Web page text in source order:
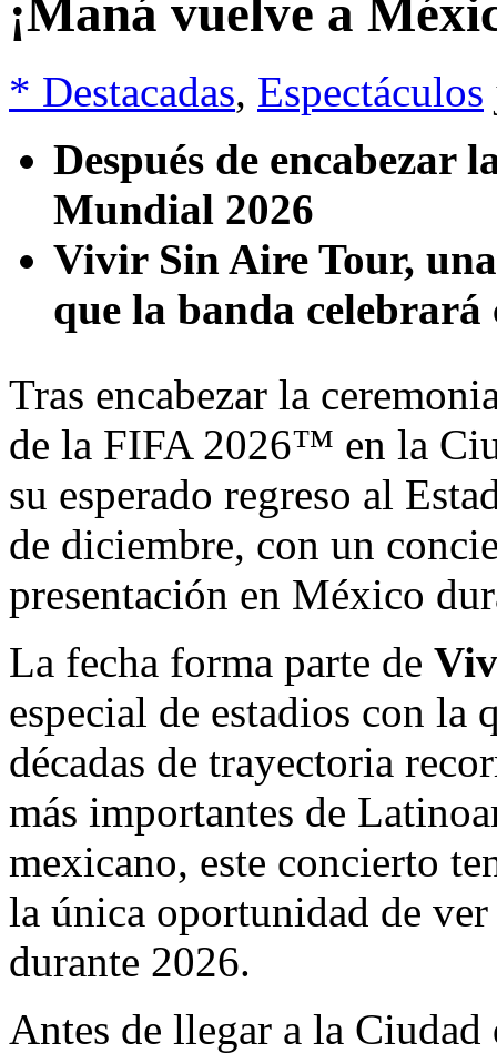
¡Maná vuelve a
* Destacadas, Espectáculos
Después de encabezar
Mundial 2026
Vivir Sin Aire Tour,
que la banda
Tras encabezar la
de la FIFA 2026™ en la
su esperado regreso al
de diciembre, con un
presentación en México
La fecha forma parte de
especial de estadios con la
décadas de trayectoria
más importantes de
mexicano, este concierto
la única oportunidad de
durante 2026.
Antes de llegar a la